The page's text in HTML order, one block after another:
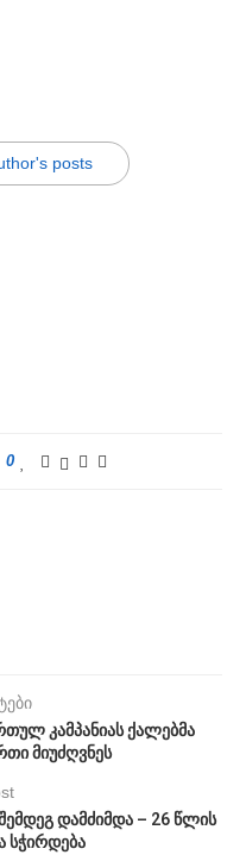
posts
0
კამპანიას ქალებმა
მიუძღვნეს
დამძიმდა – 26 წლის
სჭირდება